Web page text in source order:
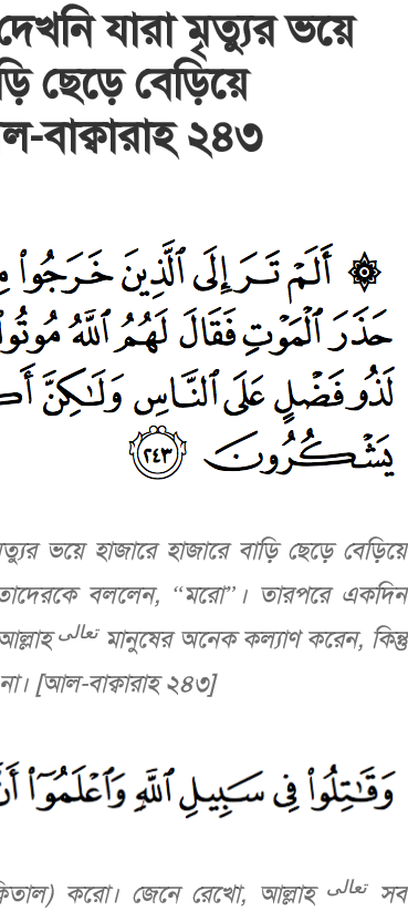
যারা মৃত্যুর ভয়ে
ছেড়ে বেড়িয়ে
২৪৩
ভয়ে হাজারে হাজারে বাড়ি ছেড়ে বেড়িয়ে
বললেন, “মরো”। তারপরে একদিন
تعالىমানুষের অনেক কল্যাণ করেন, কিন্তু
[আল-বাক্বারাহ ২৪৩]
করো। জেনে রেখো, আল্লাহ تعالىসব